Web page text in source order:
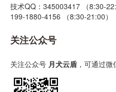
技术QQ：345003417 （8:30-
199-1880-4156 （8:30-21:00）
关注公众号
关注公众号 月犬云盾 ，可通过微